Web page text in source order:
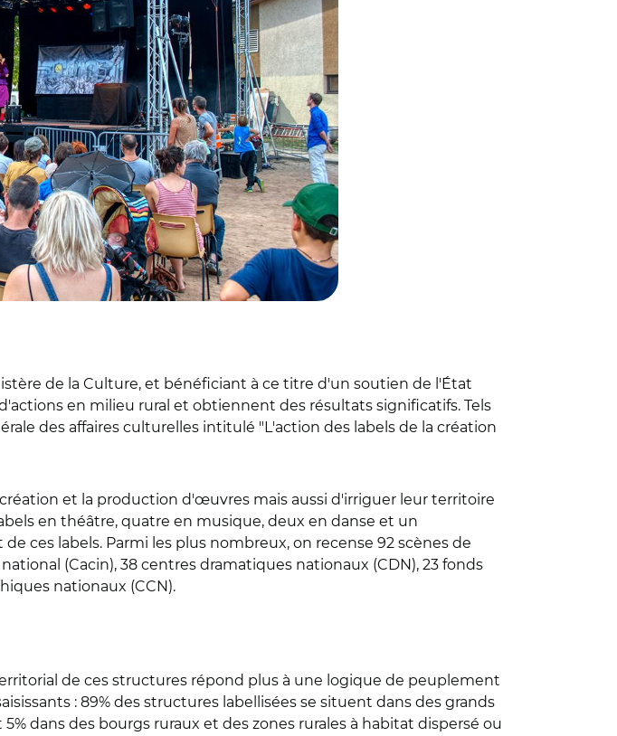
de la Culture, et bénéficiant à ce titre d'un soutien de l'État
en milieu rural et obtiennent des résultats significatifs. Tels
des affaires culturelles intitulé "L'action des labels de la création
et la production d'œuvres mais aussi d'irriguer leur territoire
en théâtre, quatre en musique, deux en danse et un
ces labels. Parmi les plus nombreux, on recense 92 scènes de
(Cacin), 38 centres dramatiques nationaux (CDN), 23 fonds
nationaux (CCN).
de ces structures répond plus à une logique de peuplement
: 89% des structures labellisées se situent dans des grands
dans des bourgs ruraux et des zones rurales à habitat dispersé ou